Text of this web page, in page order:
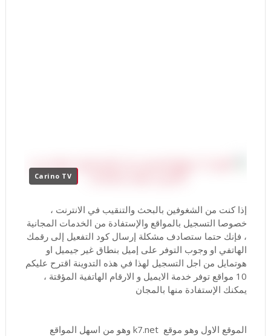
Carino TV
إذا كنت من الشغوفين بالبحث والتنقيب في الانترنت ،
خصوصا التسجيل بالمواقع والإستفادة من الخدمات المجانية
، فإنك حتما ستصادف مشكلة إرسال كود التفعيل إلى رقمك
الهاتفي او وجوب التوفر على إميل بنطاق غير جيميل او
هوتمايل من اجل التسجيل لهذا في هذه التدوينة اقترح عليكم
10 مواقع توفر خدمة الايميل و الارقام الهاتفية المؤقتة ،
يمكنك الإستفادة منها بالمجان
الموقع الاول وهو موقع k7.net وهو من اسهل المواقع